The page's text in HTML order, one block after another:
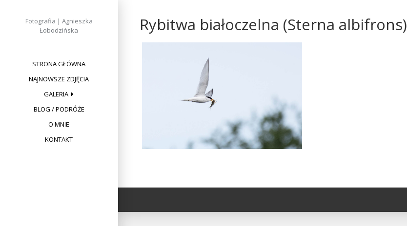
Fotografia | Agnieszka
Łobodzińska
STRONA GŁÓWNA
NAJNOWSZE ZDJĘCIA
GALERIA
BLOG / PODRÓŻE
O MNIE
KONTAKT
Rybitwa białoczelna (Sterna albifrons)